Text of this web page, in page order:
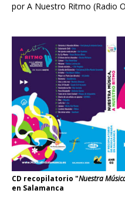
porA Nuestro Ritmo (Radio
CD recopilatorio "Nuestra
en Salamanca